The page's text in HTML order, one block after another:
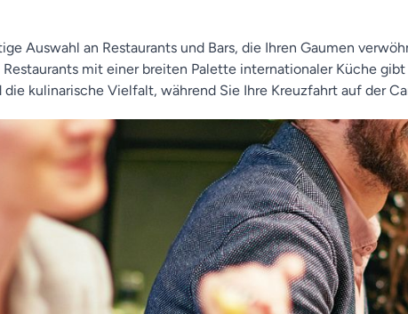
Auswahl an Restaurants und Bars, die Ihren Gaumen
mit einer breiten Palette internationaler Küche
kulinarische Vielfalt, während Sie Ihre Kreuzfahrt auf der